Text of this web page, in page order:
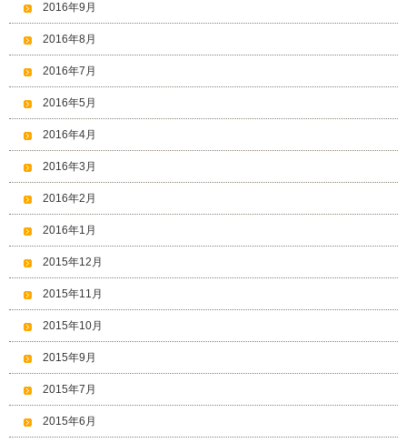
2016年9月
2016年8月
2016年7月
2016年5月
2016年4月
2016年3月
2016年2月
2016年1月
2015年12月
2015年11月
2015年10月
2015年9月
2015年7月
2015年6月